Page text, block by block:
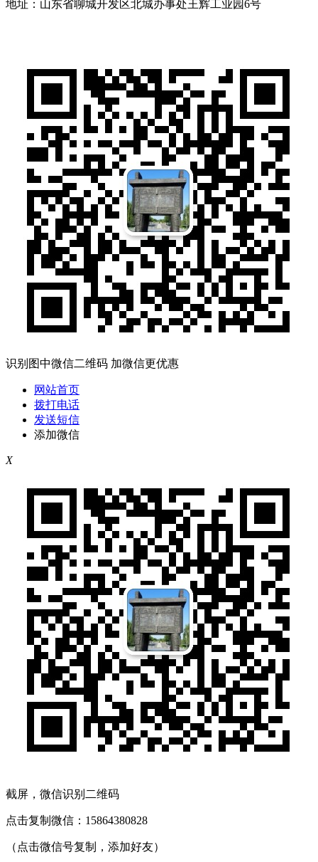
地址：山东省聊城开发区北城办事处王辉工业园6号
识别图中微信二维码 加微信更优惠
网站首页
拨打电话
发送短信
添加微信
X
截屏，微信识别二维码
点击复制微信：15864380828
（点击微信号复制，添加好友）